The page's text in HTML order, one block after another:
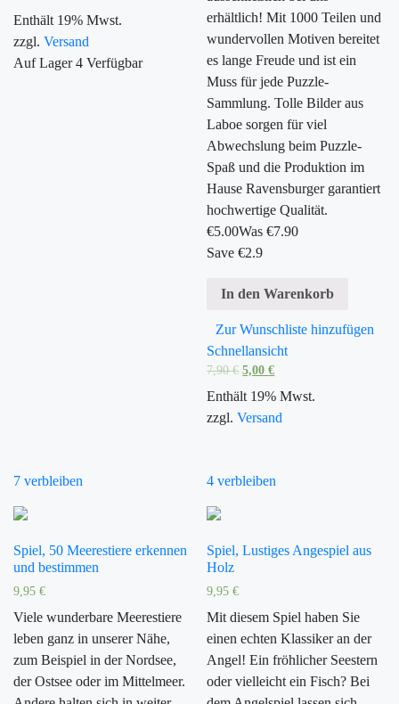
Enthält 19% Mwst.
zzgl. Versand
Auf Lager4 Verfügbar
erhältlich! Mit 1000 Teilen und
wundervollen Motiven bereitet
es lange Freude und ist ein
Muss für jede Puzzle-
Sammlung. Tolle Bilder aus
Laboe sorgen für viel
Abwechslung beim Puzzle-
Spaß und die Produktion im
Hause Ravensburger garantiert
hochwertige Qualität.
€5.00Was €7.90
Save €2.9
In den Warenkorb
Zur Wunschliste hinzufügen
Schnellansicht
7,90€ 5,00€
Enthält 19% Mwst.
zzgl.Versand
7 verbleiben
Spiel, 50 Meerestiere erkennen
und bestimmen
9,95 €
Viele wunderbare Meerestiere
leben ganz in unserer Nähe,
zum Beispiel in der Nordsee,
der Ostsee oder im Mittelmeer.
4 verbleiben
Spiel, Lustiges Angespiel aus
Holz
9,95€
Mit diesem Spiel haben Sie
einen echten Klassiker an der
Angel! Ein fröhlicher Seestern
oder vielleicht ein Fisch? Bei